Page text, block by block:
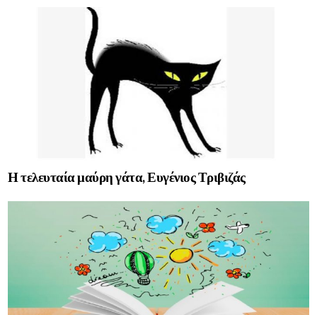
Η τελευταία μαύρη γάτα, Ευγένιος Τριβιζάς